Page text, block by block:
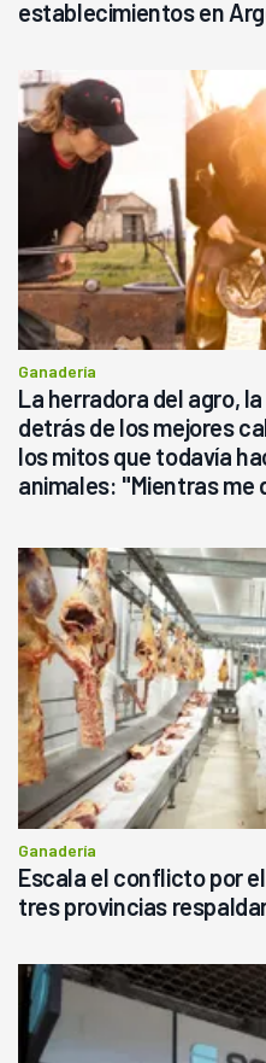
establecimientos en
Ganadería
La herradora del agro,
detrás de los mejores
los mitos que todavía
animales: "Mientras me
Ganadería
Escala el conflicto por
tres provincias